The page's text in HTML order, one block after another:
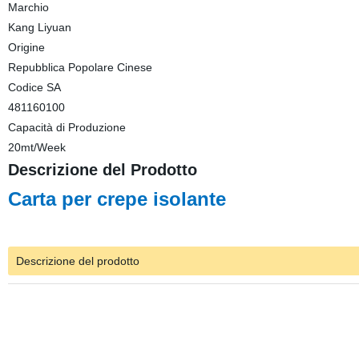
Marchio
Kang Liyuan
Origine
Repubblica Popolare Cinese
Codice SA
481160100
Capacità di Produzione
20mt/Week
Descrizione del Prodotto
Carta per crepe isolante
Descrizione del prodotto